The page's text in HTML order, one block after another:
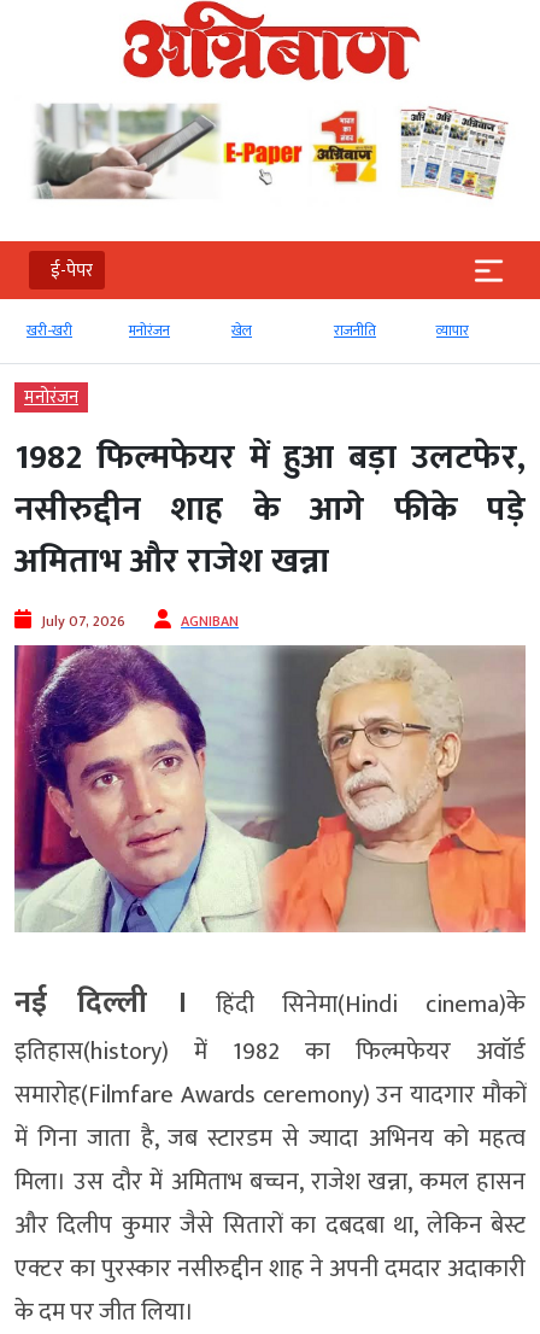
ई-पेपर
खरी-खरी मनोरंजन खेल राजनीति व्‍यापार
मनोरंजन
1982 फिल्मफेयर में हुआ बड़ा उलटफेर,
नसीरुद्दीन शाह के आगे फीके पड़े
अमिताभ और राजेश खन्ना
July 07, 2026 AGNIBAN
नई दिल्ली ।
हिंदी सिनेमा(Hindi cinema)के
इतिहास(history) में 1982 का फिल्मफेयर अवॉर्ड
समारोह(Filmfare Awards ceremony) उन यादगार मौकों
में गिना जाता है, जब स्टारडम से ज्यादा अभिनय को महत्व
मिला। उस दौर में अमिताभ बच्चन, राजेश खन्ना, कमल हासन
और दिलीप कुमार जैसे सितारों का दबदबा था, लेकिन बेस्ट
एक्टर का पुरस्कार नसीरुद्दीन शाह ने अपनी दमदार अदाकारी
के दम पर जीत लिया।